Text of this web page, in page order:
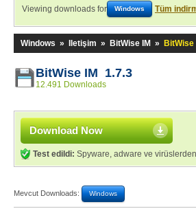
Viewing downloads for Windows Tüm
Windows » Iletişim » BitWise IM » BitWise
BitWise IM 1.7.3
12.491 Downloads
Download Now
Test edildi: Spyware, adware ve
Mevcut Downloads: Windows